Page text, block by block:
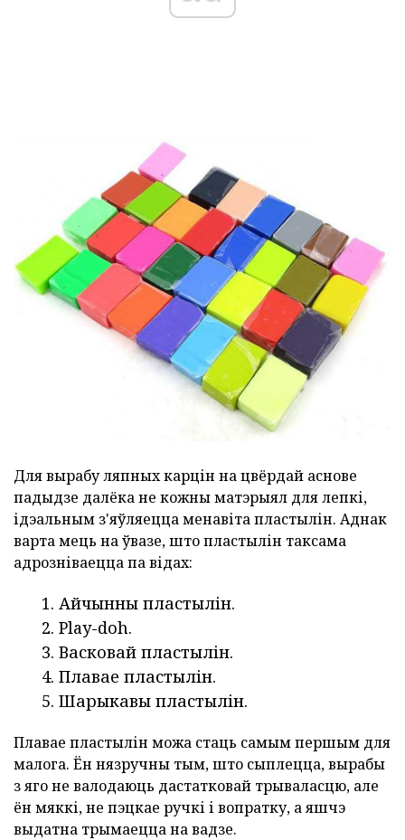
Для вырабу ляпных карцін на цвёрдай аснове
падыдзе далёка не кожны матэрыял для лепкі,
ідэальным з'яўляецца менавіта пластылін. Аднак
варта мець на ўвазе, што пластылін таксама
адрозніваецца па відах:
Айчынны пластылін.
Play-doh.
Васковай пластылін.
Плавае пластылін.
Шарыкавы пластылін.
Плавае пластылін можа стаць самым першым для
малога. Ён нязручны тым, што сыплецца, вырабы
з яго не валодаюць дастатковай трываласцю, але
ён мяккі, не пэцкае ручкі і вопратку, а яшчэ
выдатна трымаецца на вадзе.